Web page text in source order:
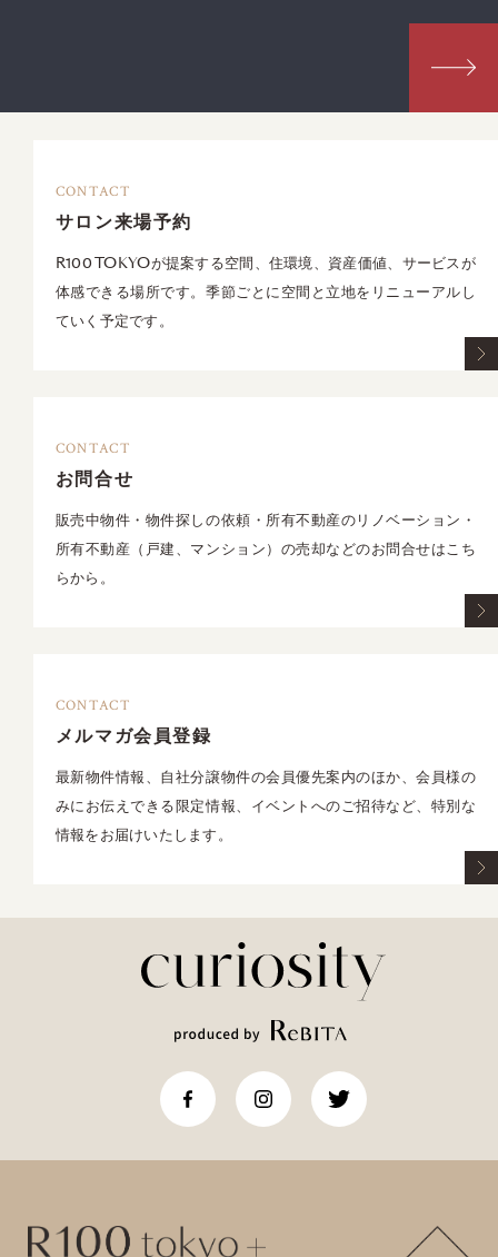
CONTACT
サロン来場予約
R100 TOKYOが提案する空間、住環境、資産価値、サービスが
体感できる場所です。季節ごとに空間と立地をリニューアルし
ていく予定です。
CONTACT
お問合せ
販売中物件・物件探しの依頼・所有不動産のリノベーション・
所有不動産（戸建、マンション）の売却などのお問合せはこち
らから。
CONTACT
メルマガ会員登録
最新物件情報、自社分譲物件の会員優先案内のほか、会員様の
みにお伝えできる限定情報、イベントへのご招待など、特別な
情報をお届けいたします。